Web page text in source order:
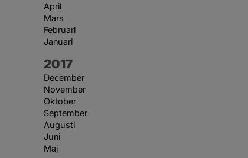
April
Mars
Februari
Januari
År:
2017
December
November
Oktober
September
Augusti
Juni
Maj